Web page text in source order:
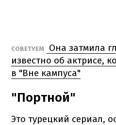
СОВЕТУЕМ
Она затмила
известно об актрисе,
в "Вне кампуса"
"Портной"
Это турецкий сериал,